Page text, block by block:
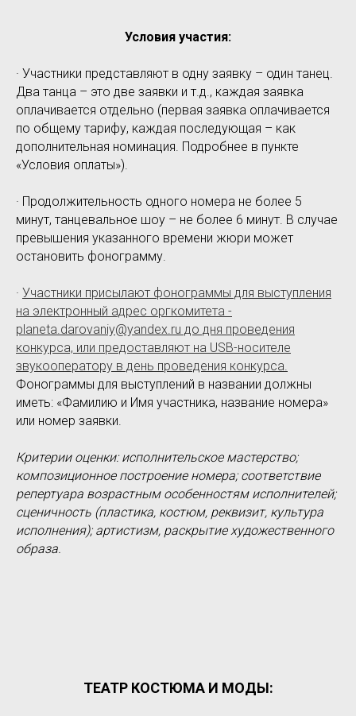
Условия участия:
· Участники представляют в одну заявку – один танец.
Два танца – это две заявки и т.д., каждая заявка
оплачивается отдельно (первая заявка оплачивается
по общему тарифу, каждая последующая – как
дополнительная номинация. Подробнее в пункте
«Условия оплаты»).
· Продолжительность одного номера не более 5
минут, танцевальное шоу – не более 6 минут. В случае
превышения указанного времени жюри может
остановить фонограмму.
· Участники присылают фонограммы для выступления
на электронный адрес оргкомитета -
planeta.darovaniy@yandex.ru до дня проведения
конкурса, или предоставляют на USB-носителе
звукооператору в день проведения конкурса.
Фонограммы для выступлений в названии должны
иметь: «Фамилию и Имя участника, название номера»
или номер заявки.
Критерии оценки: исполнительское мастерство;
композиционное построение номера; соответствие
репертуара возрастным особенностям исполнителей;
сценичность (пластика, костюм, реквизит, культура
исполнения); артистизм, раскрытие художественного
образа.
ТЕАТР КОСТЮМА И МОДЫ: